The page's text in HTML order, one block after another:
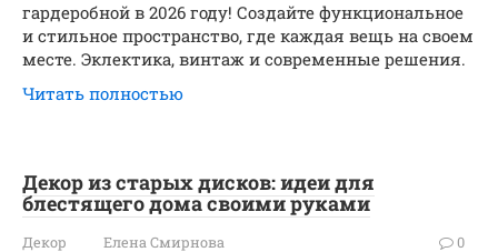
гардеробной в 2026 году! Создайте функциональное
и стильное пространство, где каждая вещь на своем
месте. Эклектика, винтаж и современные решения.
Читать полностью
Декор из старых дисков: идеи для
блестящего дома своими руками
Декор Елена Смирнова 0